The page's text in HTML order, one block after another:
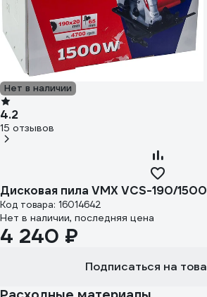
Нет в наличии
4.2
15 отзывов
Дисковая пила VMX VCS-190/
Код товара: 16014642
Нет в наличии, последняя цена
4 240 ₽
Подписаться на